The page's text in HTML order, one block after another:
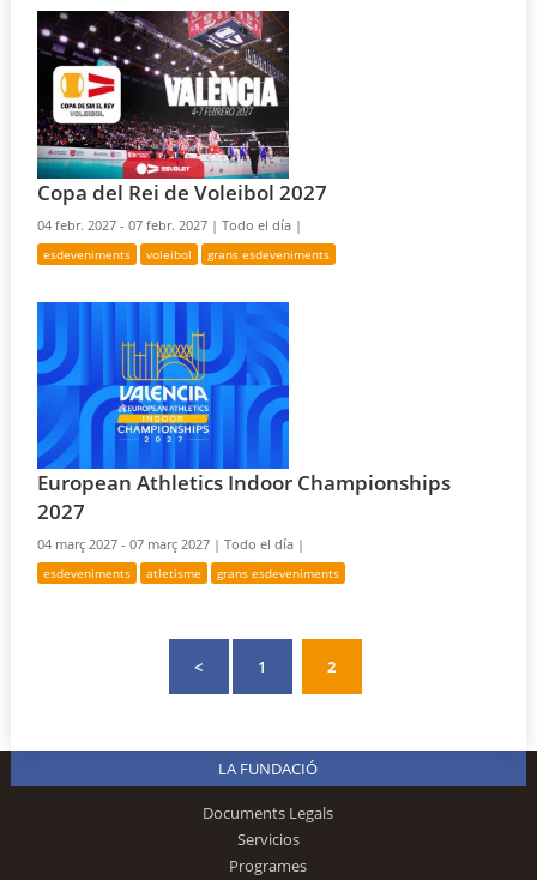
Copa del Rei de Voleibol 2027
04 febr. 2027 - 07 febr. 2027 |Todo el día |
esdeveniments voleibol grans esdeveniments
European Athletics Indoor Championships
2027
04 març 2027 - 07 març 2027 |Todo el día |
esdeveniments atletisme grans esdeveniments
< 1 2
LA FUNDACIÓ
Documents Legals
Servicios
Programes